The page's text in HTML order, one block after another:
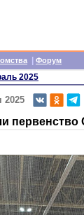
Форум
2025
2025